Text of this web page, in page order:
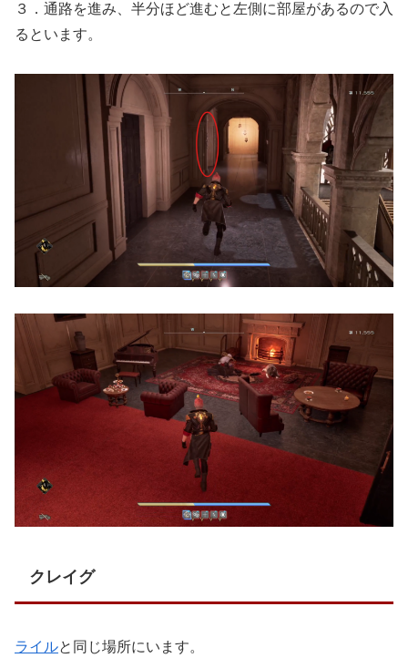
３．通路を進み、半分ほど進むと左側に部屋があるので入
るといます。
クレイグ
ライルと同じ場所にいます。